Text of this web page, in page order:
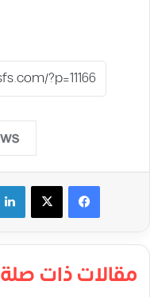
مقالات ذات صلة